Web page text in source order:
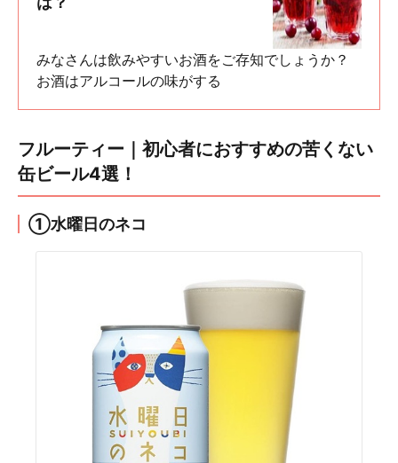
みなさんは飲みやすいお酒をご存知でしょうか？
お酒はアルコールの味がする
フルーティー｜初心者におすすめの苦くない
缶ビール4選！
①水曜日のネコ